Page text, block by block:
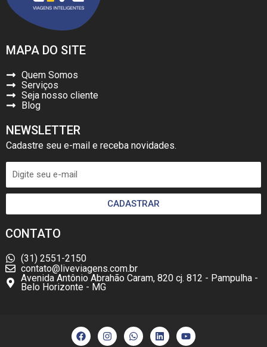
MAPA DO SITE
Quem Somos
Serviços
Seja nosso cliente
Blog
NEWSLETTER
Cadastre seu e-mail e receba novidades.
CADASTRAR
CONTATO
(31) 2551-2150
contato@liveviagens.com.br
Avenida Antônio Abrahão Caram, 820 cj. 812 - Pampulha -
Belo Horizonte - MG
F
a
c
I
n
s
W
h
a
L
i
n
Y
o
u